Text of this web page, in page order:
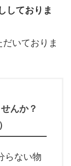
しておりま
いておりま
んか？
らない物